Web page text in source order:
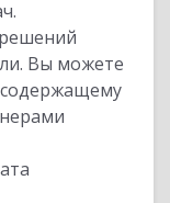
Вы можете
содержащему